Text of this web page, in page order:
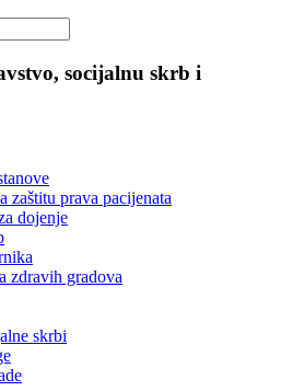
socijalnu skrb i
zaštitu prava pacijenata
dojenje
zdravih gradova
skrbi